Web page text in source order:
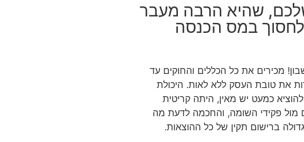
שהיא הרבה מעבר
לחסוך במס הכנסה
מכירים את כל הכללים והחוקים עד
את טובת העסק ללא לאות. היכולת
כמעט יש מאין, היתה קריטית
מול פקידי השומה, והחכמה לדעת מה
ברישום תקין של כל ההוצאות.